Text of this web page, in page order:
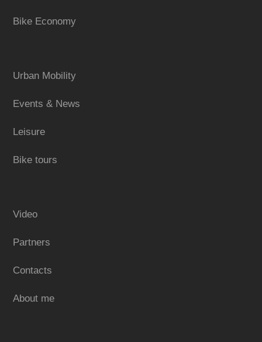
Bike Economy
Urban Mobility
Events & News
Leisure
Bike tours
Video
Partners
Contacts
About me